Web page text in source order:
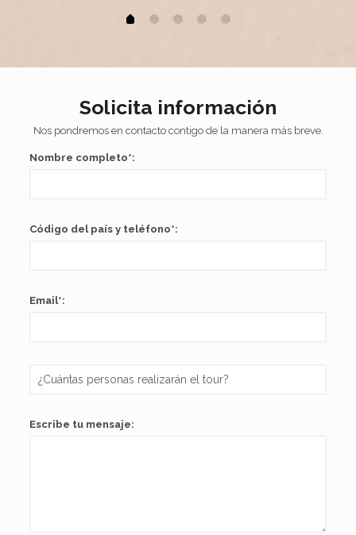
Solicita información
Nos pondremos en contacto contigo de la manera más breve.
Nombre completo*:
Código del país y teléfono*:
Email*:
Escribe tu mensaje: